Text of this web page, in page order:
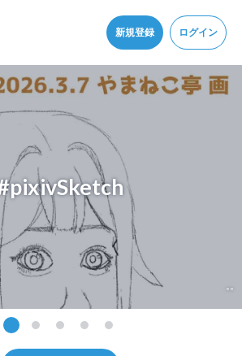
新規登録 ログイン
28日付で プライパシーポリシーを改定しました。
け取るにはここをクリックします
Sketchアプリでさらに快適に！
アプリをインストール
--